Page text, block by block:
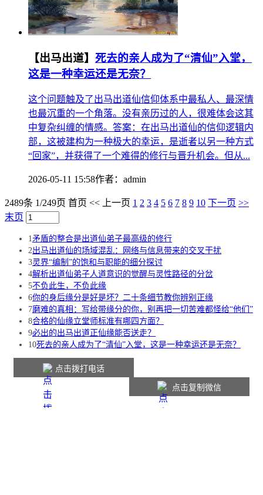
【出马出道】 死去的亲人成为了“清仙”入堂，
这是一种幸运还是无奈？
这个问题触及了出马出道仙信仰体系中最私人、最深情
也最沉重的一个角落。没有亲历过的人，很难体会这其
中复杂纠缠的情感。答案：在出马出道仙的信仰逻辑内
部，这被建构为一种极大的幸运，是逝者以另一种方式
“回家”，并获得了一个难得的修行与晋升机会。但从...
2026-05-11 15:58作者： admin
2489条 1/249页 首页 << 上一页 1 2 3 4 5 6 7 8 9 10 下一页 >>
末页
1矛盾的整合是出道仙弟子最高级的修行
2出马出道仙的场域混乱：网络与信息带来的交叉干扰
3灵界“编制”的饱和与职能的细分探讨
4解析出道仙弟子人道意识的觉醒与灵性路径的分岔
5不负此生，不负此缘
6你的身后缘分是好是坏？二十条细节教你辨别正缘
7磨难的真相：写给带缘分的你，别再把一切苦难都怪给“他们”
8合格的仙缘立堂师标准有哪四方面？
9必出的出马出道正仙缘能否送走？
10死去的亲人成为了“清仙”入堂，这是一种幸运还是无奈？
点击拨打电话
点击复制微信